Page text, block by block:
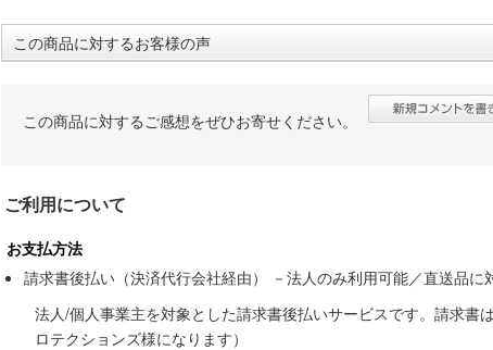
この商品に対するお客様の声
この商品に対するご感想をぜひお寄せください。
ご利用について
お支払方法
請求書後払い（決済代行会社経由） －法人のみ利用可能／直送品に
法人/個人事業主を対象とした請求書後払いサービスです。請求
ロテクションズ様になります）